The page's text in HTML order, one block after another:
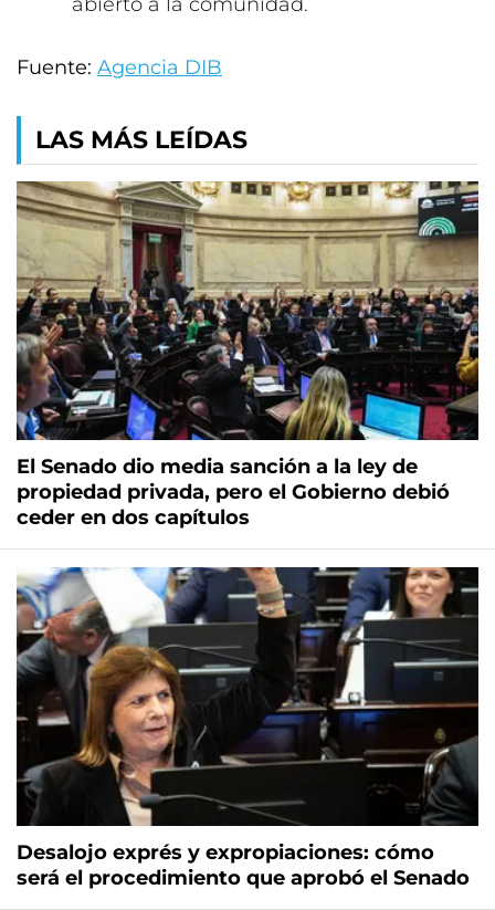
Fuente: Agencia DIB
LAS MÁS LEÍDAS
El Senado dio media sanción a la ley de
propiedad privada, pero el Gobierno debió
ceder en dos capítulos
Desalojo exprés y expropiaciones: cómo
será el procedimiento que aprobó el Senado